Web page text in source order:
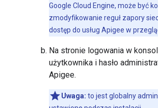
Google Cloud Engine, może być
zmodyfikowanie reguł zapory
dostęp do usług Apigee w
Na stronie logowania w
użytkownika i hasło
Apigee.
Uwaga: to jest globalny